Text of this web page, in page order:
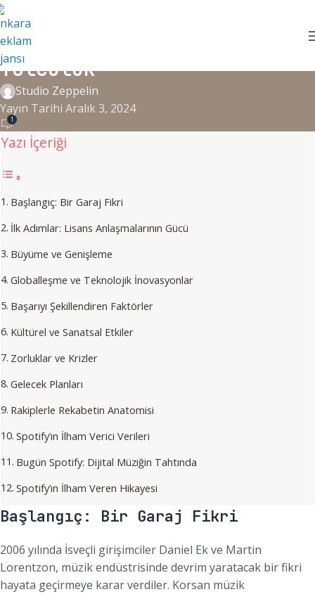
Dijital Müziğin Krallığına
Yolculuk
Studio Zeppelin
Yayın Tarihi Aralık 3, 2024
1
Yazı İçeriği
Başlangıç: Bir Garaj Fikri
İlk Adımlar: Lisans Anlaşmalarının Gücü
Büyüme ve Genişleme
Globalleşme ve Teknolojik İnovasyonlar
Başarıyı Şekillendiren Faktörler
Kültürel ve Sanatsal Etkiler
Zorluklar ve Krizler
Gelecek Planları
Rakiplerle Rekabetin Anatomisi
Spotify’ın İlham Verici Verileri
Bugün Spotify: Dijital Müziğin Tahtında
Spotify’ın İlham Veren Hikayesi
Başlangıç: Bir Garaj Fikri
2006 yılında İsveçli girişimciler Daniel Ek ve Martin
Lorentzon, müzik endüstrisinde devrim yaratacak bir fikri
hayata geçirmeye karar verdiler. Korsan müzik